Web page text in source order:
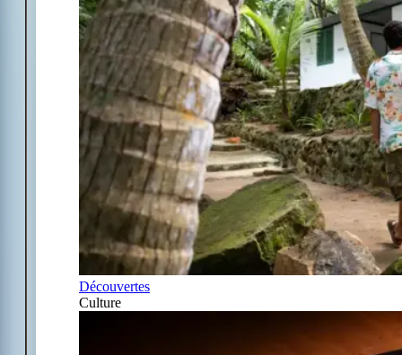
Découvertes
Culture